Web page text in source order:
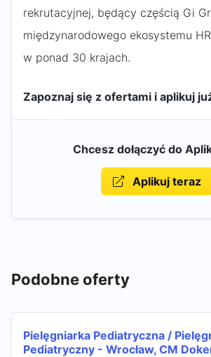
rekrutacyjnej, będący częścią Gi
międzynarodowego ekosystemu
w ponad 30 krajach.
Zapoznaj się z ofertami i aplikuj
Chcesz dołączyć do
Aplikuj teraz
Podobne oferty
Pielęgniarka Pediatryczna /
Pediatryczny - Wrocław, CM